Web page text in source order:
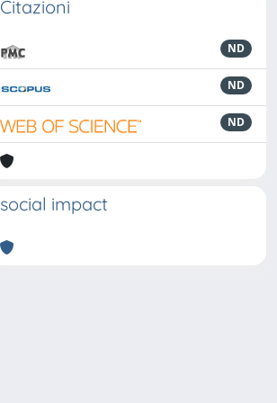
Citazioni
ND
ND
ND
social impact